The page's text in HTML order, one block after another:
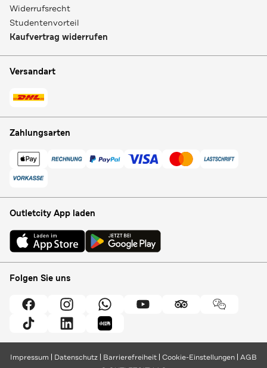
Widerrufsrecht
Studentenvorteil
Kaufvertrag widerrufen
Versandart
Zahlungsarten
Outletcity App laden
Folgen Sie uns
Impressum Datenschutz Barrierefreiheit Cookie-Einstellungen AGB